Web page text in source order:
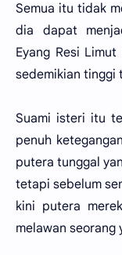
Semua itu tidak
dia dapat
Eyang Resi
sedemikian tinggi
Suami isteri itu
penuh
putera tunggal
tetapi sebelum
kini putera
melawan seorang